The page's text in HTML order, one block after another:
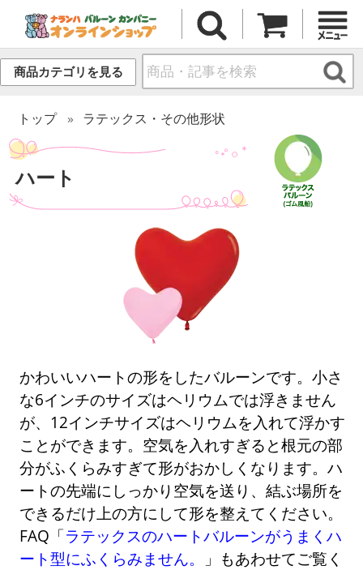
商品カテゴリを見る
トップ ラテックス・その他形状
ハート
かわいいハートの形をしたバルーンです。小さ
な6インチのサイズはヘリウムでは浮きません
が、12インチサイズはヘリウムを入れて浮かす
ことができます。空気を入れすぎると根元の部
分がふくらみすぎて形がおかしくなります。ハ
ートの先端にしっかり空気を送り、結ぶ場所を
できるだけ上の方にして形を整えてください。
FAQ「ラテックスのハートバルーンがうまくハ
ート型にふくらみません。
」もあわせてご覧く